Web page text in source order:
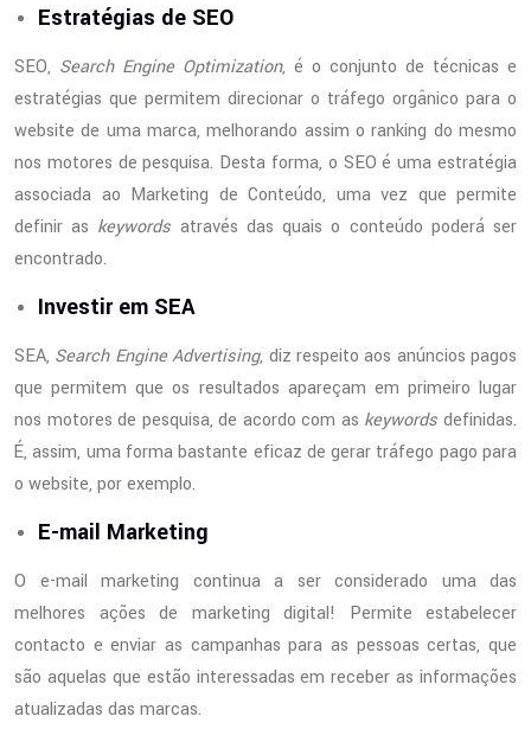
Estratégias de SEO
SEO, Search Engine Optimization, é o conjunto de técnicas e
estratégias que permitem direcionar o tráfego orgânico para o
website de uma marca, melhorando assim o ranking do mesmo
nos motores de pesquisa. Desta forma, o SEO é uma estratégia
associada ao Marketing de Conteúdo, uma vez que permite
definir as keywords através das quais o conteúdo poderá ser
encontrado.
Investir em SEA
SEA, Search Engine Advertising, diz respeito aos anúncios pagos
que permitem que os resultados apareçam em primeiro lugar
nos motores de pesquisa, de acordo com as keywords definidas.
É, assim, uma forma bastante eficaz de gerar tráfego pago para
o website, por exemplo.
E-mail Marketing
O e-mail marketing continua a ser considerado uma das
melhores ações de marketing digital! Permite estabelecer
contacto e enviar as campanhas para as pessoas certas, que
são aquelas que estão interessadas em receber as informações
atualizadas das marcas.